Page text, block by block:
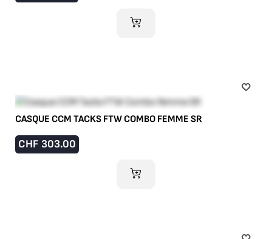
AJOUTER AU PANIER
CASQUE CCM TACKS FTW COMBO FEMME SR
CHF 303.00
AJOUTER AU PANIER